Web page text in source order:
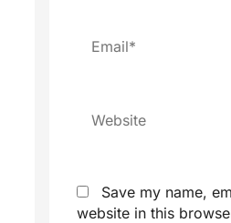
Email*
Website
Save my name,
website in this